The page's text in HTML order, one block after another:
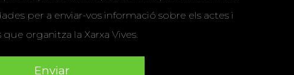
per a enviar-vos informació sobre els actes i
organitza la Xarxa Vives.